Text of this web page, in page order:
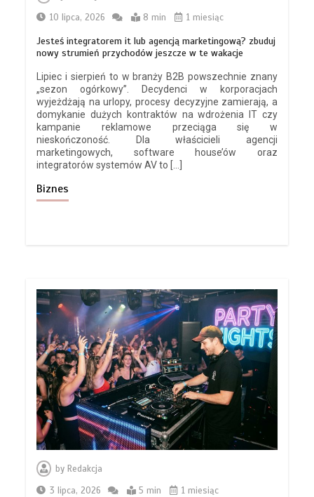
10 lipca, 2026
8 min 1 miesiąc
Jesteś integratorem it lub agencją marketingową? zbuduj
nowy strumień przychodów jeszcze w te wakacje
Lipiec i sierpień to w branży B2B powszechnie znany
„sezon ogórkowy”. Decydenci w korporacjach
wyjeżdżają na urlopy, procesy decyzyjne zamierają, a
domykanie dużych kontraktów na wdrożenia IT czy
kampanie reklamowe przeciąga się w
nieskończoność. Dla właścicieli agencji
marketingowych, software house’ów oraz
integratorów systemów AV to […]
Biznes
by Redakcja
3 lipca, 2026
5 min 1 miesiąc